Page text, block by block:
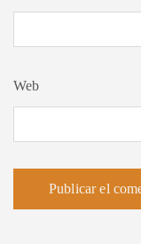
Web